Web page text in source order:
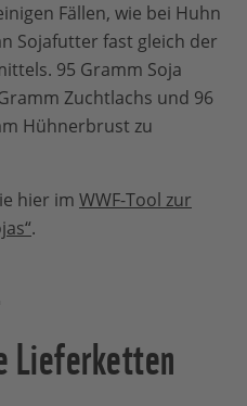
Fällen, wie bei Huhn
Sojafutter fast gleich der
95 Gramm Soja
Zuchtlachs und 96
Hühnerbrust zu
hier im WWF-Tool zur
.
Lieferketten